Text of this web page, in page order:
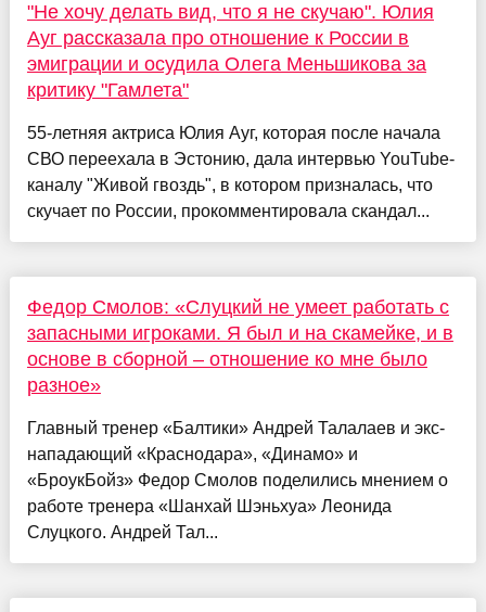
"Не хочу делать вид, что я не скучаю". Юлия
Ауг рассказала про отношение к России в
эмиграции и осудила Олега Меньшикова за
критику "Гамлета"
55-летняя актриса Юлия Ауг, которая после начала
СВО переехала в Эстонию, дала интервью YouTube-
каналу "Живой гвоздь", в котором призналась, что
скучает по России, прокомментировала скандал...
Федор Смолов: «Слуцкий не умеет работать с
запасными игроками. Я был и на скамейке, и в
основе в сборной – отношение ко мне было
разное»
Главный тренер «Балтики» Андрей Талалаев и экс-
нападающий «Краснодара», «Динамо» и
«БроукБойз» Федор Смолов поделились мнением о
работе тренера «Шанхай Шэньхуа» Леонида
Слуцкого. Андрей Тал...